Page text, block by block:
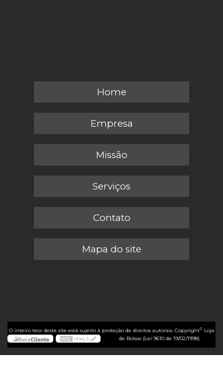
Home
Empresa
Missão
Serviços
Contato
Mapa do site
O inteiro teor deste site está sujeito à proteção de direitos autorais. Copyright©Loja
de Bolsas (Lei 9610 de 19/02/1998)